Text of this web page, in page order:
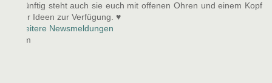
Zukünftig steht auch sie euch mit offenen Ohren und einem Kopf
voller Ideen zur Verfügung. ♥
» Weitere Newsmeldungen
Team